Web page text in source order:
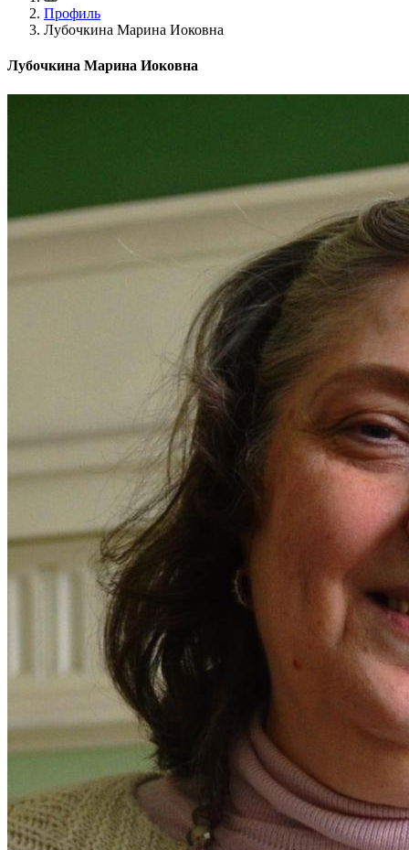
Профиль
Лубочкина Марина Иоковна
Лубочкина Марина Иоковна